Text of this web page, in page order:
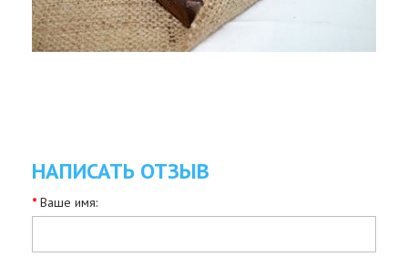
НАПИСАТЬ ОТЗЫВ
Ваше имя: